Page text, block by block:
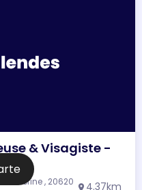
& Visagiste -
, 20620 location_on 4.37km